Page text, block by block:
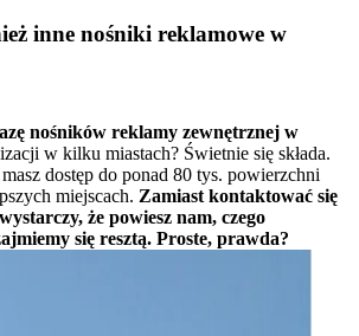
inne nośniki reklamowe w
nośników reklamy zewnętrznej w
w kilku miastach? Świetnie się składa.
dostęp do ponad 80 tys. powierzchni
miejscach. Zamiast kontaktować się
że powiesz nam, czego
się resztą. Proste, prawda?